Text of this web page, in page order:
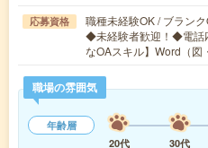
応募資格
職種未経験OK / ブラン
◆未経験者歓迎！◆電話
なOAスキル】Word（
職場の雰囲気
年齢層
20代
30代